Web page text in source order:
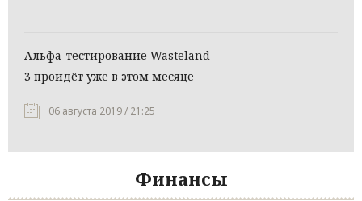
Альфа-тестирование Wasteland
3 пройдёт уже в этом месяце
06 августа 2019 / 21:25
Финансы